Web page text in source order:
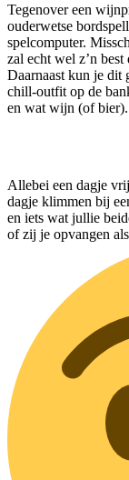
Tegenover een
ouderwetse
spelcomputer.
zal echt wel z’n
Daarnaast kun je dit
chill-outfit op de
en wat wijn (of
Allebei een dagje
dagje klimmen bij
en iets wat jullie
of zij je opvangen